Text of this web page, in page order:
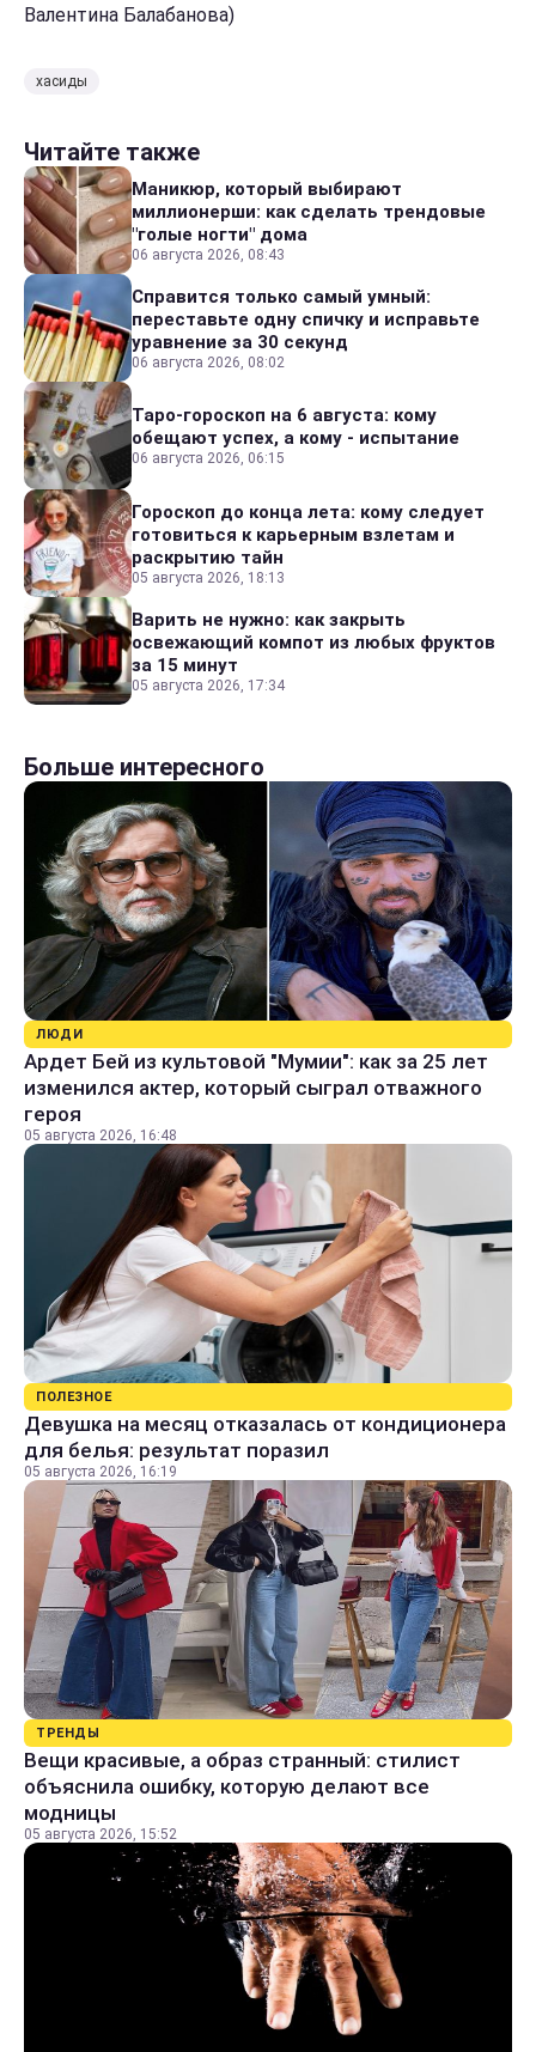
Валентина Балабанова)
хасиды
Читайте также
Маникюр, который выбирают
миллионерши: как сделать трендовые
"голые ногти" дома
06 августа 2026, 08:43
Справится только самый умный:
переставьте одну спичку и исправьте
уравнение за 30 секунд
06 августа 2026, 08:02
Таро-гороскоп на 6 августа: кому
обещают успех, а кому - испытание
06 августа 2026, 06:15
Гороскоп до конца лета: кому следует
готовиться к карьерным взлетам и
раскрытию тайн
05 августа 2026, 18:13
Варить не нужно: как закрыть
освежающий компот из любых фруктов
за 15 минут
05 августа 2026, 17:34
Больше интересного
ЛЮДИ
Ардет Бей из культовой "Мумии": как за 25 лет
изменился актер, который сыграл отважного
героя
05 августа 2026, 16:48
ПОЛЕЗНОЕ
Девушка на месяц отказалась от кондиционера
для белья: результат поразил
05 августа 2026, 16:19
ТРЕНДЫ
Вещи красивые, а образ странный: стилист
объяснила ошибку, которую делают все
модницы
05 августа 2026, 15:52